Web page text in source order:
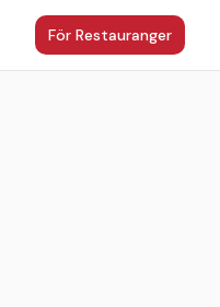
För Restauranger